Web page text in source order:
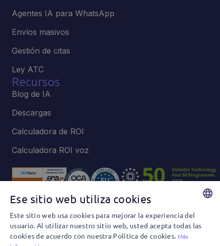
Agentes IA para WhatsApp
Envíos masivos
Gestión de citas
Ley ATC
Recursos
Blog de IA
Descargas
Calculadora de ROI
Calculadora ROI voz
Política de privacidad y Cookies
Política de privacidad y Redes Sociales
Términos y condiciones de uso
SPANISH
ENGLISH
Ese sitio web utiliza cookies
Este sitio web usa cookies para mejorar la experiencia del
usuario. Al utilizar nuestro sitio web, usted acepta todas las
cookies de acuerdo con nuestra Política de cookies. Más